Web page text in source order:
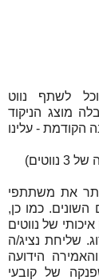
לשתף נווט
מוצג הניקוד
הקודמת - עלינו
את משתתפי
השונים. כמו כן,
של נווטים
שליחת נציג/ה
הידועה
של קובעי